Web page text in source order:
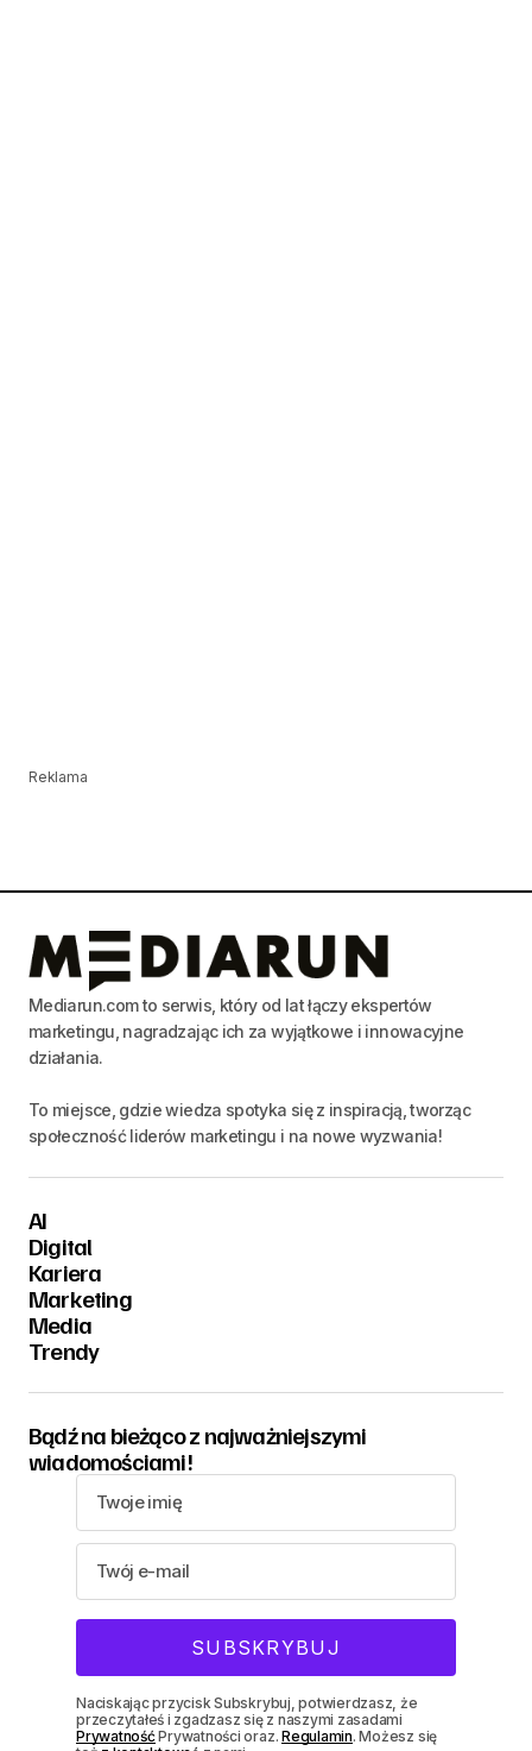
Reklama
Mediarun.com to serwis, który od lat łączy ekspertów
marketingu, nagradzając ich za wyjątkowe i innowacyjne
działania.
To miejsce, gdzie wiedza spotyka się z inspiracją, tworząc
społeczność liderów marketingu i na nowe wyzwania!
AI
Digital
Kariera
Marketing
Media
Trendy
Bądź na bieżąco z najważniejszymi
wiadomościami!
Naciskając przycisk Subskrybuj, potwierdzasz, że
przeczytałeś i zgadzasz się z naszymi zasadami
PrywatnośćPrywatności oraz.Regulamin. Możesz się